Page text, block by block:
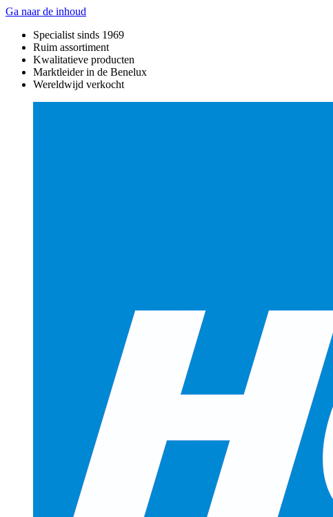
Ga naar de inhoud
Specialist sinds 1969
Ruim assortiment
Kwalitatieve producten
Marktleider in de Benelux
Wereldwijd verkocht